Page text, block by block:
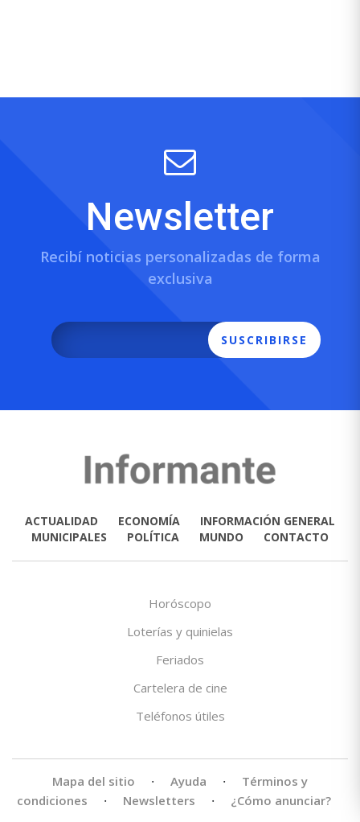
Newsletter
Recibí noticias personalizadas de forma
exclusiva
SUSCRIBIRSE
ACTUALIDAD ECONOMÍA
INFORMACIÓN GENERAL
MUNICIPALES
POLÍTICA MUNDO CONTACTO
Horóscopo
Loterías y quinielas
Feriados
Cartelera de cine
Teléfonos útiles
Mapa del sitio · Ayuda ·
Términos y
condiciones
· Newsletters · ¿Cómo anunciar?